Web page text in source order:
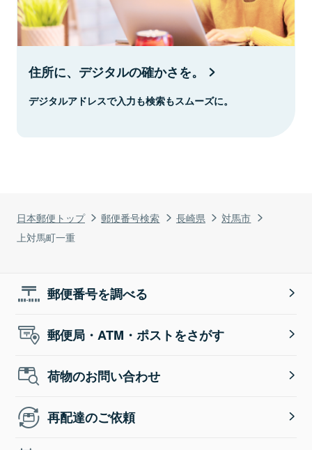
日本郵便トップ 郵便番号検索 長崎県
対馬市
上対馬町一重
住所に、デジタルの確かさを。
デジタルアドレスで入力も検索もスムーズに。
郵便番号を調べる
郵便局・ATM・ポストをさがす
荷物のお問い合わせ
再配達のご依頼